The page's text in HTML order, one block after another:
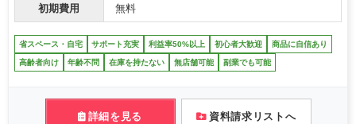
初期費用 無料
省スペース・自宅 サポート充実 利益率50%以上 初心者大歓迎 商品に自信あり
高齢者向け 年齢不問 在庫を持たない 無店舗可能 副業でも可能
詳細を見る 資料請求リストへ